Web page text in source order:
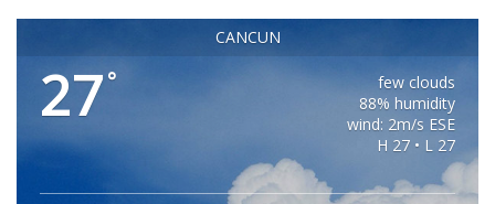
CANCUN
27°
few clouds
88% humidity
wind: 2m/s ESE
H 27 • L 27